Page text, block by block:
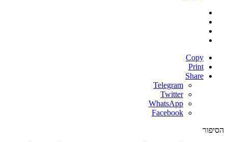
Copy
Print
Share
Telegram
Twitter
WhatsApp
Facebook
הסיפור